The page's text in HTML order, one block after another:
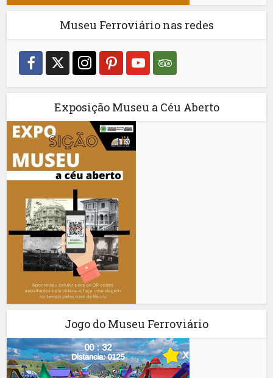
Museu Ferroviário nas redes
Exposição Museu a Céu Aberto
Jogo do Museu Ferroviário